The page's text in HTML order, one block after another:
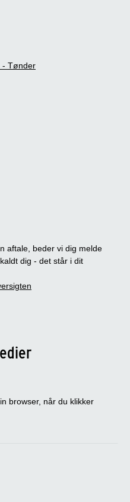
- Tønder
aftale, beder vi dig melde
dig - det står i dit
browser, når du klikker